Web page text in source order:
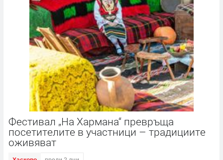
Фестивал „На Хармана“ превръща
посетителите в участници – традициите
оживяват